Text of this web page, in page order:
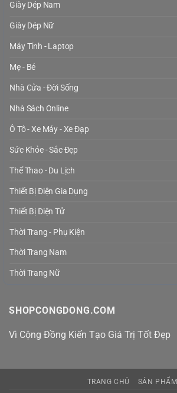
Giày Dép Nam
Giày Dép Nữ
Máy Tính - Laptop
Mẹ - Bé
Nhà Cửa - Đời Sống
Nhà Sách Online
Ô Tô - Xe Máy - Xe Đạp
Sức Khỏe - Sắc Đẹp
Thể Thao - Du Lịch
Thiết Bị Điện Gia Dụng
Thiết Bị Điện Tử
Thời Trang - Phụ Kiện
Thời Trang Nam
Thời Trang Nữ
SHOPCONGDONG.COM
Vì Cộng Đồng Kiến Tạo Giá Trị Tốt Đẹp
TRANG CHỦ SẢN PHẨM